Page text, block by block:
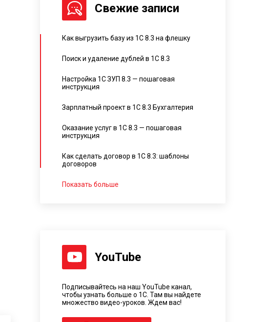
Свежие записи
Как выгрузить базу из 1С 8.3 на флешку
Поиск и удаление дублей в 1С 8.3
Настройка 1С ЗУП 8.3 — пошаговая
инструкция
Зарплатный проект в 1С 8.3 Бухгалтерия
Оказание услуг в 1С 8.3 — пошаговая
инструкция
Как сделать договор в 1С 8.3: шаблоны
договоров
Показать больше
YouTube
Подписывайтесь на наш YouTube канал,
чтобы узнать больше о 1С. Там вы найдете
множество видео-уроков. Ждем вас!